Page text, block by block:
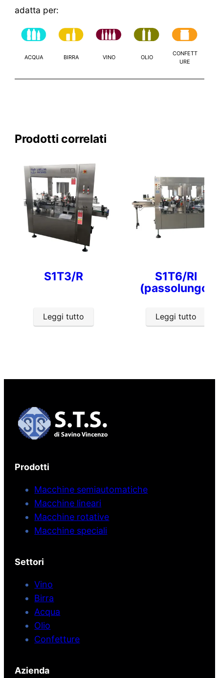
adatta per:
ACQUA BIRRA VINO OLIO
CONFETT
URE
Prodotti correlati
S1T3/R
Leggi tutto
S1T6/RI
(passolungo)
Leggi tutto
Prodotti
Macchine semiautomatiche
Macchine lineari
Macchine rotative
Macchine speciali
Settori
Vino
Birra
Acqua
Olio
Confetture
Azienda